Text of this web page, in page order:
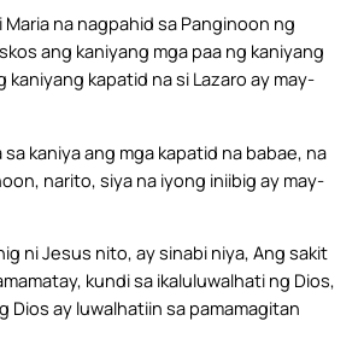
Maria na nagpahid sa Panginoon ng
ang kaniyang mga paa ng kaniyang
kaniyang kapatid na si Lazaro ay may-
kaniya ang mga kapatid na babae, na
narito, siya na iyong iniibig ay may-
ni Jesus nito, ay sinabi niya, Ang sakit
kundi sa ikaluluwalhati ng Dios,
Dios ay luwalhatiin sa pamamagitan